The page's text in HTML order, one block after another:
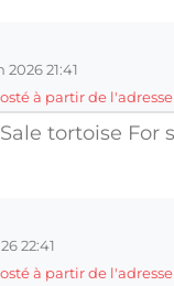
21:41
à partir de l'adresse
tortoise For
22:41
à partir de l'adresse